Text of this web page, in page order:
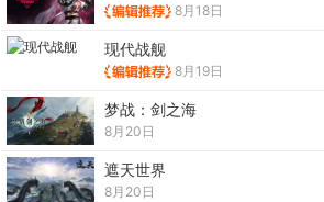
8月18日
现代战舰
8月19日
梦战：剑之海
8月20日
遮天世界
8月20日